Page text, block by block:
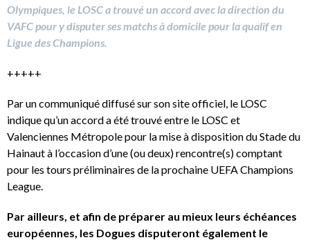
Olympiques, le LOSC a trouvé un accord avec la direction du
VAFC pour y disputer ses matchs à domicile pour la qualif en
Ligue des Champions.
+++++
Par un communiqué diffusé sur son site officiel, le LOSC
indique qu’un accord a été trouvé entre le LOSC et
Valenciennes Métropole pour la mise à disposition du Stade du
Hainaut à l’occasion d’une (ou deux) rencontre(s) comptant
pour les tours préliminaires de la prochaine UEFA Champions
League.
Par ailleurs, et afin de préparer au mieux leurs échéances
européennes, les Dogues disputeront également le